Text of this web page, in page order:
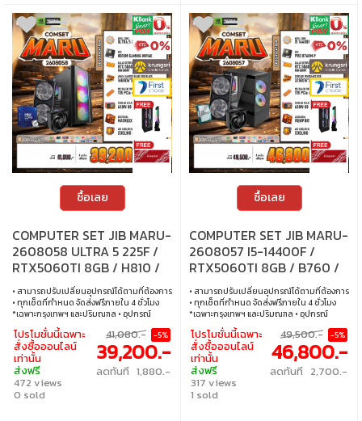
ซื้อเลย
COMPUTER SET JIB MARU-
2608058 ULTRA 5 225F /
RTX5060TI 8GB / H810 /
16GB DDR5 / M.2 1TB
• สามารถปรับเปลี่ยนอุปกรณ์ได้ตามที่ต้องการ
• ทุกเซ็ตที่กำหนด จัดส่งฟรีภายใน 4 ชั่วโมง
*เฉพาะกรุงเทพฯ และปริมณฑล • อุปกรณ์
คอมพิวเตอร์เสียภายใน 30 วัน นับจากวันซื้อ
เปลี่ยนอุปกรณ์คอมพิวเตอร์ใหม่ให้ทันที
ภายใน 24 ชั่วโมง เฉพาะซื้อผ่าน JIB Online
เท่านั้น (เงื่อนไขเป็นไปตามที่กำหนด) • ผ่อน
สบายๆ 0% นาน 10 เดือน ทุกเซ็ต • บริการ
ซ่อมและตรวจเช็คอาการ ฟรี! ได้ที่เจไอบีกว่า 140
สาขา ทั่วประเทศ
โปรโมชั่นนี้เฉพาะ
สั่งซื้อออนไลน์
เท่านั้น
ส่งฟรี
472 views
0 sold
41,080.- -5%
39,200.-
ลดทันที 1,880.-
ซื้อเลย
COMPUTER SET JIB MARU-
2608057 I5-14400F /
RTX5060TI 8GB / B760 /
32GB DDR5 / M.2 1TB
• สามารถปรับเปลี่ยนอุปกรณ์ได้ตามที่ต้องการ
• ทุกเซ็ตที่กำหนด จัดส่งฟรีภายใน 4 ชั่วโมง
*เฉพาะกรุงเทพฯ และปริมณฑล • อุปกรณ์
คอมพิวเตอร์เสียภายใน 30 วัน นับจากวันซื้อ
เปลี่ยนอุปกรณ์คอมพิวเตอร์ใหม่ให้ทันที
ภายใน 24 ชั่วโมง เฉพาะซื้อผ่าน JIB Online
เท่านั้น (เงื่อนไขเป็นไปตามที่กำหนด) • ผ่อน
สบายๆ 0% นาน 10 เดือน ทุกเซ็ต • บริการ
ซ่อมและตรวจเช็คอาการ ฟรี! ได้ที่เจไอบีกว่า 140
สาขา ทั่วประเทศ
โปรโมชั่นนี้เฉพาะ
สั่งซื้อออนไลน์
เท่านั้น
ส่งฟรี
317 views
1 sold
49,500.- -5%
46,800.-
ลดทันที 2,700.-